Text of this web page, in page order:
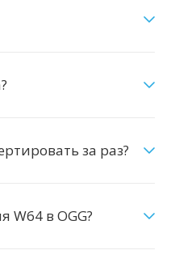
за раз?
W64 в OGG?